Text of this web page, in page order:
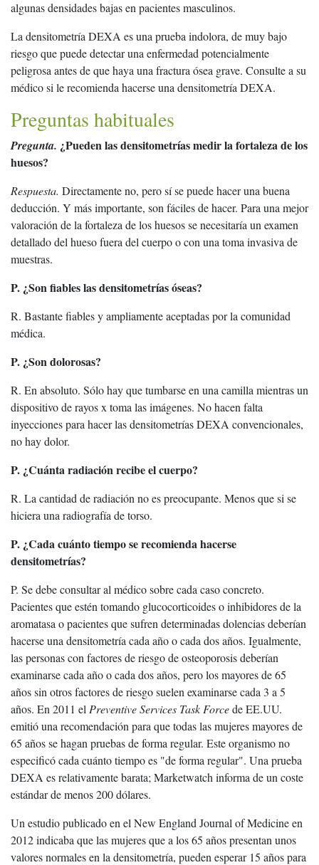
algunas densidades bajas en pacientes masculinos.
La densitometría DEXA es una prueba indolora, de muy bajo
riesgo que puede detectar una enfermedad potencialmente
peligrosa antes de que haya una fractura ósea grave. Consulte a su
médico si le recomienda hacerse una densitometría DEXA.
Preguntas habituales
Pregunta. ¿Pueden las densitometrías medir la fortaleza de los
huesos?
Respuesta. Directamente no, pero sí se puede hacer una buena
deducción. Y más importante, son fáciles de hacer. Para una mejor
valoración de la fortaleza de los huesos se necesitaría un examen
detallado del hueso fuera del cuerpo o con una toma invasiva de
muestras.
P. ¿Son fiables las densitometrías óseas?
R. Bastante fiables y ampliamente aceptadas por la comunidad
médica.
P. ¿Son dolorosas?
R. En absoluto. Sólo hay que tumbarse en una camilla mientras un
dispositivo de rayos x toma las imágenes. No hacen falta
inyecciones para hacer las densitometrías DEXA convencionales,
no hay dolor.
P. ¿Cuánta radiación recibe el cuerpo?
R. La cantidad de radiación no es preocupante. Menos que si se
hiciera una radiografía de torso.
P. ¿Cada cuánto tiempo se recomienda hacerse
densitometrías?
P. Se debe consultar al médico sobre cada caso concreto.
Pacientes que estén tomando glucocorticoides o inhibidores de la
aromatasa o pacientes que sufren determinadas dolencias deberían
hacerse una densitometría cada año o cada dos años. Igualmente,
las personas con factores de riesgo de osteoporosis deberían
examinarse cada año o cada dos años, pero los mayores de 65
años sin otros factores de riesgo suelen examinarse cada 3 a 5
años. En 2011 el Preventive Services Task Forcede EE.UU.
emitió una recomendación para que todas las mujeres mayores de
65 años se hagan pruebas de forma regular. Este organismo no
especificó cada cuánto tiempo es "de forma regular". Una prueba
DEXA es relativamente barata; Marketwatch informa de un coste
estándar de menos 200 dólares.
Un estudio publicado en el New England Journal of Medicine en
2012 indicaba que las mujeres que a los 65 años presentan unos
valores normales en la densitometría, pueden esperar 15 años para